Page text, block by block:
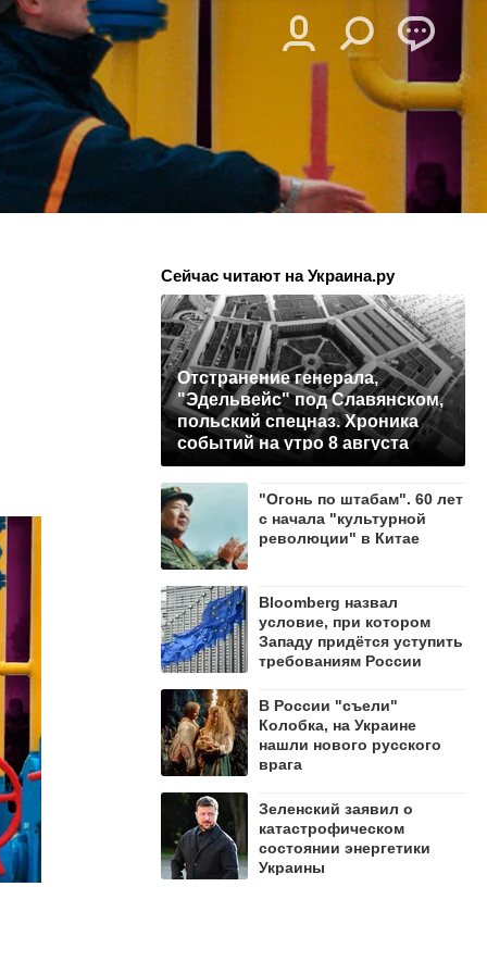
Сейчас читают на Украина.ру
Отстранение генерала,
"Эдельвейс" под Славянском,
польский спецназ. Хроника
событий на утро 8 августа
"Огонь по штабам". 60 лет
с начала "культурной
революции" в Китае
Bloomberg назвал
условие, при котором
Западу придётся уступить
требованиям России
В России "съели"
Колобка, на Украине
нашли нового русского
врага
Зеленский заявил о
катастрофическом
состоянии энергетики
Украины